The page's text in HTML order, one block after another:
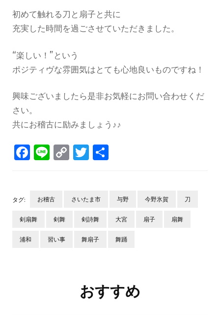
初めて触れる刀と扇子と共に
充実した時間を過ごさせていただきました。
“楽しい！”という
ポジティヴな雰囲気はとても心地良いものですね！
興味ございましたら是非お気軽にお問い合わせくだ
さい。
共にお稽古に励みましょう♪♪
Facebook
LineCopy
Link
Twitter
タグ: お稽古 さいたま市 与野 今野氷賀 刀
剣扇舞 剣舞 剣詩舞 大宮 扇子 扇舞
浦和 習い事 舞扇子 舞踊
おすすめ